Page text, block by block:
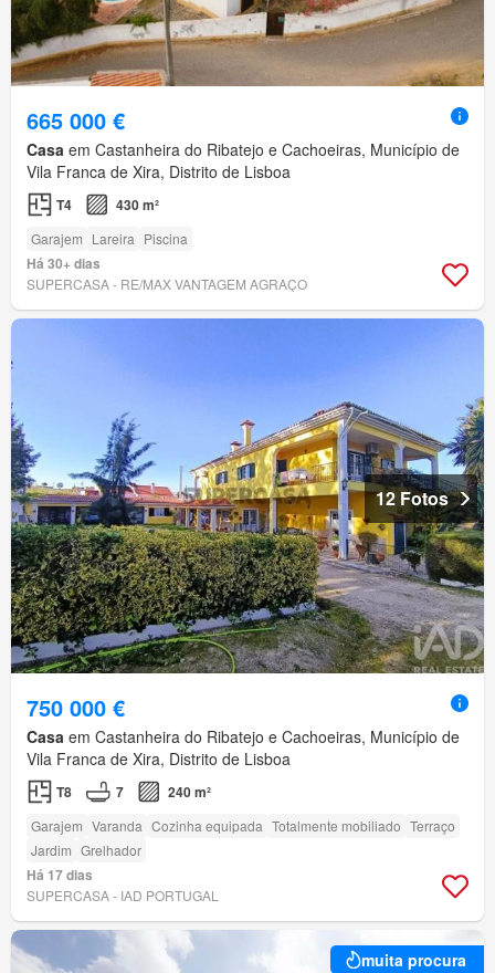
665 000 €
Casa em Castanheira do Ribatejo e Cachoeiras, Município de
Vila Franca de Xira, Distrito de Lisboa
T4 430 m²
Garajem Lareira Piscina
Há 30+ dias
SUPERCASA - RE/MAX VANTAGEM AGRAÇO
12 Fotos
750 000 €
Casa em Castanheira do Ribatejo e Cachoeiras, Município de
Vila Franca de Xira, Distrito de Lisboa
T8 7 240 m²
Garajem Varanda Cozinha equipada Totalmente mobiliado Terraço
Jardim Grelhador
Há 17 dias
SUPERCASA - IAD PORTUGAL
muita procura